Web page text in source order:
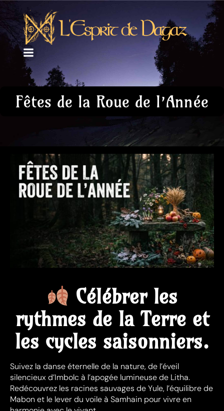
Fêtes de la Roue de l’Année
Célébrer les
rythmes de la Terre et
les cycles saisonniers.
Suivez la danse éternelle de la nature, de l’éveil
silencieux d’Imbolc à l’apogée lumineuse de Litha.
Redécouvrez les racines sauvages de Yule, l’équilibre de
Mabon et le lever du voile à Samhain pour vivre en